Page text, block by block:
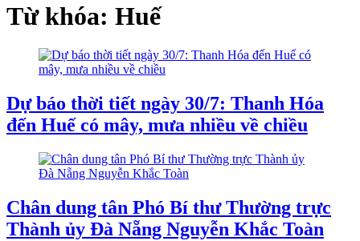
Từ khóa: Huế
Dự báo thời tiết ngày 30/7: Thanh Hóa
đến Huế có mây, mưa nhiều về chiều
Chân dung tân Phó Bí thư Thường trực
Thành ủy Đà Nẵng Nguyễn Khắc Toàn